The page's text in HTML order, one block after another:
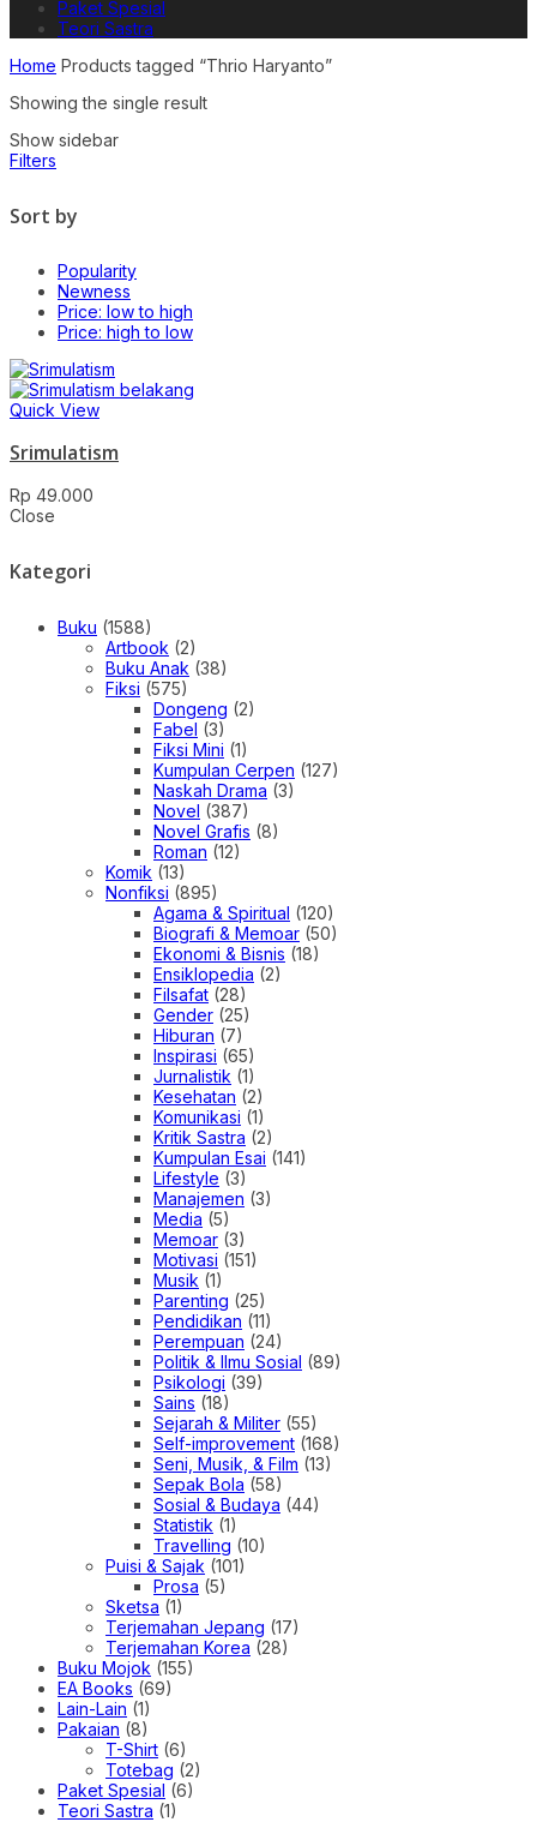
Paket Spesial
Teori Sastra
Home Products tagged “Thrio Haryanto”
Showing the single result
Show sidebar
Filters
Sort by
Popularity
Newness
Price: low to high
Price: high to low
Quick View
Srimulatism
Rp 49.000
Close
Kategori
Buku (1588)
Artbook (2)
Buku Anak (38)
Fiksi (575)
Dongeng (2)
Fabel (3)
Fiksi Mini (1)
Kumpulan Cerpen (127)
Naskah Drama (3)
Novel (387)
Novel Grafis (8)
Roman (12)
Komik (13)
Nonfiksi (895)
Agama & Spiritual (120)
Biografi & Memoar (50)
Ekonomi & Bisnis (18)
Ensiklopedia (2)
Filsafat (28)
Gender (25)
Hiburan (7)
Inspirasi (65)
Jurnalistik (1)
Kesehatan (2)
Komunikasi (1)
Kritik Sastra (2)
Kumpulan Esai (141)
Lifestyle (3)
Manajemen (3)
Media (5)
Memoar (3)
Motivasi (151)
Musik (1)
Parenting (25)
Pendidikan (11)
Perempuan (24)
Politik & Ilmu Sosial (89)
Psikologi (39)
Sains (18)
Sejarah & Militer (55)
Self-improvement (168)
Seni, Musik, & Film (13)
Sepak Bola (58)
Sosial & Budaya (44)
Statistik (1)
Travelling (10)
Puisi & Sajak (101)
Prosa (5)
Sketsa (1)
Terjemahan Jepang (17)
Terjemahan Korea (28)
Buku Mojok (155)
EA Books (69)
Lain-Lain (1)
Pakaian (8)
T-Shirt (6)
Totebag (2)
Paket Spesial (6)
Teori Sastra (1)